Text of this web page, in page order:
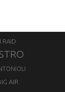
RAID
AIR